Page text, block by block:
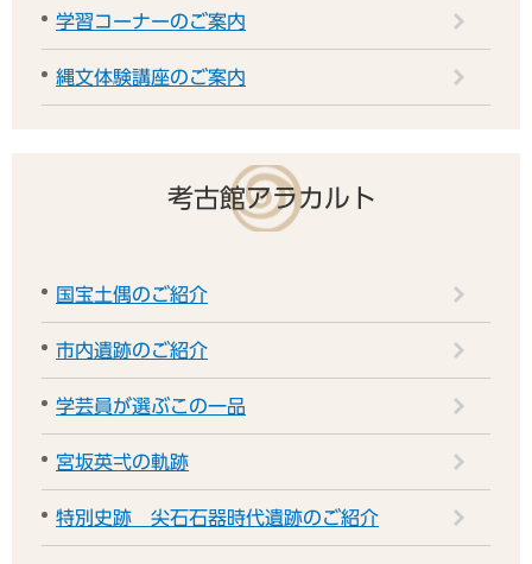
学習コーナーのご案内
縄文体験講座のご案内
考古館アラカルト
国宝土偶のご紹介
市内遺跡のご紹介
学芸員が選ぶこの一品
宮坂英弌の軌跡
特別史跡 尖石石器時代遺跡のご紹介